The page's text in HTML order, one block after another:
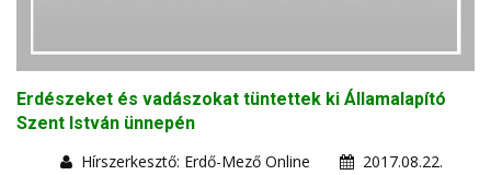
Erdészeket és vadászokat tüntettek ki Államalapító
Szent István ünnepén
Hírszerkesztő: Erdő-Mező Online
2017.08.22.